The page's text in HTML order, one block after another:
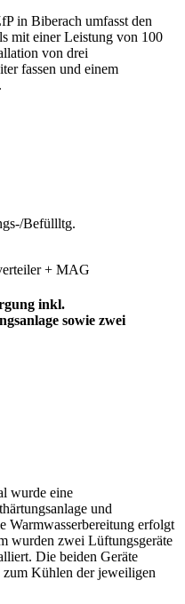
in Biberach umfasst den
mit einer Leistung von 100
von drei
fassen und einem
Befüllltg.
+ MAG
inkl.
sowie zwei
wurde eine
und
Warmwasserbereitung erfolgt
wurden zwei Lüftungsgeräte
Die beiden Geräte
Kühlen der jeweiligen